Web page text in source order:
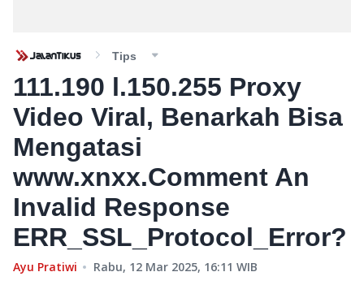
Tips
111.190 l.150.255 Proxy
Video Viral, Benarkah Bisa
Mengatasi
www.xnxx.Comment An
Invalid Response
ERR_SSL_Protocol_Error?
Ayu Pratiwi Rabu, 12 Mar 2025, 16:11 WIB